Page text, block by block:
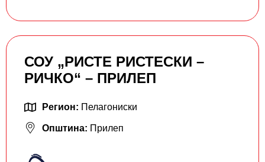
СОУ „РИСТЕ РИСТЕСКИ –
РИЧКО“ – ПРИЛЕП
Регион: Пелагониски
Општина: Прилеп